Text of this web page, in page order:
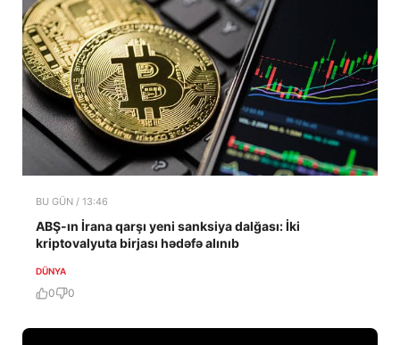
BU GÜN / 13:46
ABŞ-ın İrana qarşı yeni sanksiya dalğası: İki
kriptovalyuta birjası hədəfə alınıb
DÜNYA
0 0